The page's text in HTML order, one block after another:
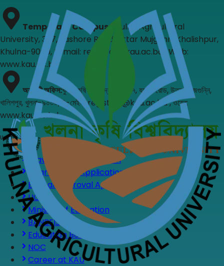
Temporary Campus:Khulna Agricultural
University, 327, Jashore Road, Uttar Mujgunni Khalishpur,
Khulna-9000, E-mail: registrar@kau.ac.bd , Web:
www.kau.ac.bd
অস্থায়ী অফিস:খুলনা কৃষি বিশ্ববিদ্যালয়, ৩২৭, যশোর রোড, উত্তর মুজগুন্নি,
খালিশপুর, খুলনা-৯০০০, ই-মেইল: registrar@kau.ac.bd , ওয়েব:
www.kau.ac.bd
Useful Links
Leave Application Form
Upgradation Application Form
Ethical Approval Application
UGC
Ministry of Education
BANBEIS
Education Boards
NOC
Career at KAU